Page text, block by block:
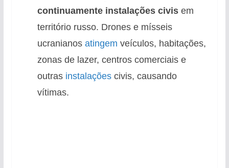
continuamente instalações civisem
território russo. Drones e mísseis
ucranianos atingem veículos, habitações,
zonas de lazer, centros comerciais e
outras instalaçõescivis, causando
vítimas.